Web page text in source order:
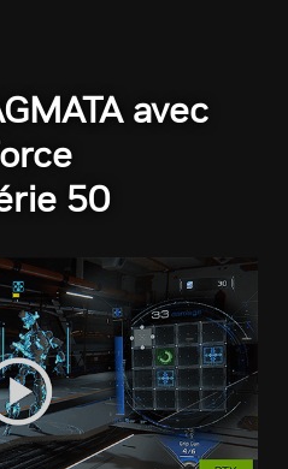
avec
50